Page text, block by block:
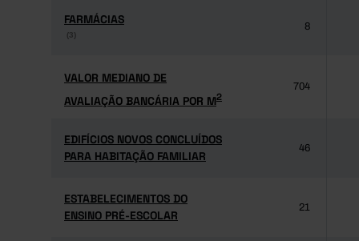
FARMÁCIAS
(3)
FARMÁCIAS
(3)
8
VALOR MEDIANO DE
AVALIAÇÃO BANCÁRIA POR M2
VALOR MEDIANO DE
AVALIAÇÃO BANCÁRIA POR M2
704
EDIFÍCIOS NOVOS CONCLUÍDOS
PARA HABITAÇÃO FAMILIAR
EDIFÍCIOS NOVOS CONCLUÍDOS
PARA HABITAÇÃO FAMILIAR
46
ESTABELECIMENTOS DO
ENSINO PRÉ-ESCOLAR
ESTABELECIMENTOS DO
ENSINO PRÉ-ESCOLAR
21